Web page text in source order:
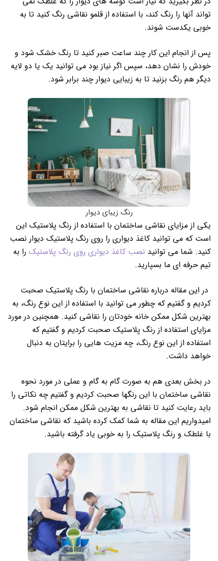
تواند آنها را رنگ کند، با استفاده از قلمو نقاشی رنگ کنید تا به
خوبی یکدست شوند.
پس از انجام این کار چند ساعت صبر کنید تا رنگ خشک شود و
خودش را نشان دهد، سپس اگر نیاز بود می توانید یک یا دو لایه
دیگر هم رنگ بزنید تا به زیبایی دیوار چند برابر شود.
رنگ زیبای دیوار
یکی از مزایای نقاشی ساختمان با استفاده از رنگ پلاستیک این
است که می توانید کاغذ دیواری را روی رنگ پلاستیک دیوار نصب
کنید. شما می توانید نصب کاغذ دیواری روی رنگ پلاستیک را به
تیم حرفه ای ما بسپارید.
در این مقاله درباره نقاشی ساختمان با رنگ پلاستیک صحبت
کردیم و گفتیم که چطور می توانید با استفاده از این نوع رنگ، به
بهترین شکل ممکن خانه خودتان را نقاشی کنید. همچنین در مورد
مزایای استفاده از رنگ پلاستیک صحبت کردیم و گفتیم که
استفاده از این نوع رنگ، چه مزیت هایی را برایتان به دنبال
خواهد داشت.
در بخش بعدی هم به صورت گام به گام و عملی در مورد نحوه
نقاشی ساختمان با این رنگها صحبت کردیم و گفتیم چه نکاتی را
باید رعایت کنید تا نقاشی به بهترین شکل ممکن انجام شود.
امیدواریم این مقاله به شما کمک کرده باشید که نقاشی ساختمان
با غلطک و رنگ پلاستیک را به خوبی یاد گرفته باشید.